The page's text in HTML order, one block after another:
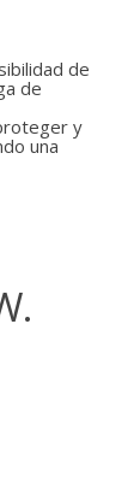
de
de
y
una